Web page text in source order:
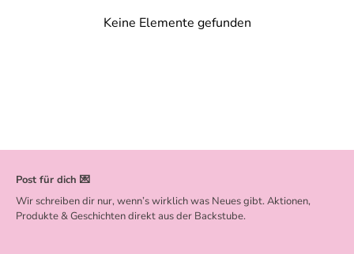
Keine Elemente gefunden
Post für dich 💌
Wir schreiben dir nur, wenn’s wirklich was Neues gibt. Aktionen,
Produkte & Geschichten direkt aus der Backstube.